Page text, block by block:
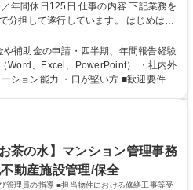
仕事の内容 下記業務を
分担して遂行しています。 はじめは担
ゆくゆくはリーダーやマネージャーポ
ます。 【総務・人事グルー
採用活動 ・教育研修の企画、実行 ・勤
の会議運営（評議員会、理事会） ・
合せ、相談対応 ・その他日常の総務
補助金の申請・四半期、年間報告経験
Word、Excel、PowerPoint） ・社内外
ン能力 ・口が堅い方 ■歓迎要件
茶の水】マンション管理事務
動産施設管理/保全
管理員の指導 ■担当物件における修繕工事等受